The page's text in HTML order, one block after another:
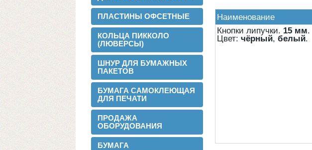
ПЛАСТИНЫ ОФСЕТНЫЕ
КОЛЬЦА ПИККОЛО
(ЛЮВЕРСЫ)
ШНУР ДЛЯ БУМАЖНЫХ
ПАКЕТОВ
БУМАГА САМОКЛЕЮЩАЯ
ДЛЯ ПЕЧАТИ
ПРОДАЖА
ОБОРУДОВАНИЯ
БУМАГА
2016-02-24
Установли перемотчик с 3х дюймов на
1 дюйм
Наименование
Кнопки липучки. 15 мм.
Цвет: чёрный, белый.